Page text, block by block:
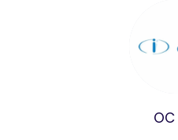
Fundamentele
OC